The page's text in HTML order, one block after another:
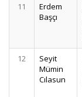
11
Erdem
Başçı
12
Seyit
Mümin
Cılasun